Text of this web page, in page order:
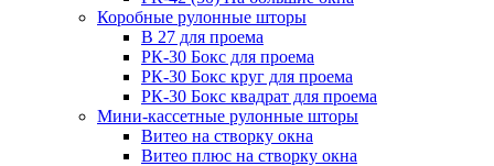
Коробные рулонные шторы
B 27 для проема
РК-30 Бокс для проема
РК-30 Бокс круг для проема
РК-30 Бокс квадрат для проема
Мини-кассетные рулонные шторы
Витео на створку окна
Витео плюс на створку окна